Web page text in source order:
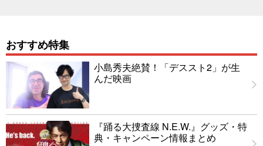
おすすめ特集
小島秀夫絶賛！「デススト2」が生
んだ映画
『踊る大捜査線 N.E.W.』グッズ・特
典・キャンペーン情報まとめ